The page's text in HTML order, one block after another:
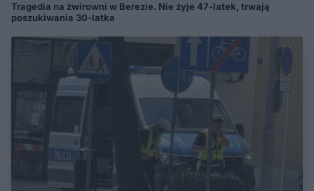
Tragedia na żwirowni w Berezie. Nie żyje 47-latek, trwają
poszukiwania 30-latka